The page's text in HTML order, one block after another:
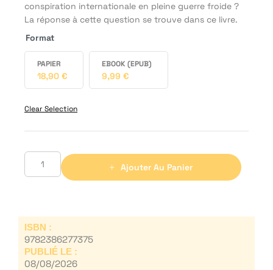
conspiration internationale en pleine guerre froide ?
La réponse à cette question se trouve dans ce livre.
Format
PAPIER
18,90 €
EBOOK (EPUB)
9,99 €
Clear Selection
Ajouter Au Panier
ISBN :
9782386277375
PUBLIÉ LE :
08/08/2026